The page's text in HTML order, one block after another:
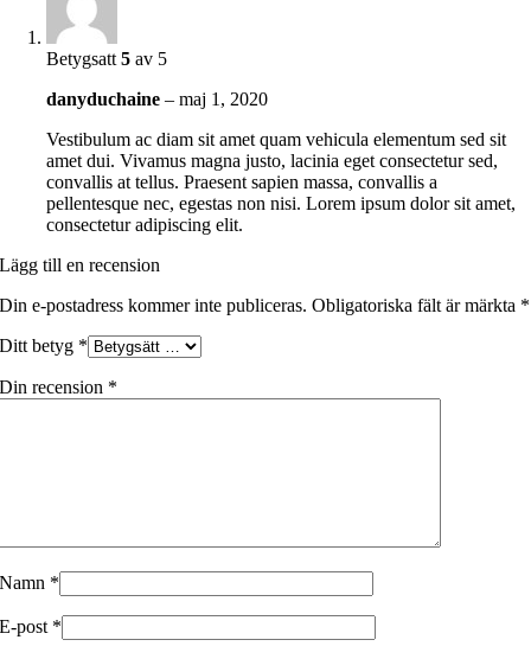
Betygsatt5 av 5
danyduchaine– maj 1, 2020
Vestibulum ac diam sit amet quam vehicula elementum sed sit
amet dui. Vivamus magna justo, lacinia eget consectetur sed,
convallis at tellus. Praesent sapien massa, convallis a
pellentesque nec, egestas non nisi. Lorem ipsum dolor sit amet,
consectetur adipiscing elit.
Lägg till en recension
Din e-postadress kommer inte publiceras. Obligatoriska fält är märkta *
Ditt betyg *
Din recension *
Namn *
E-post *